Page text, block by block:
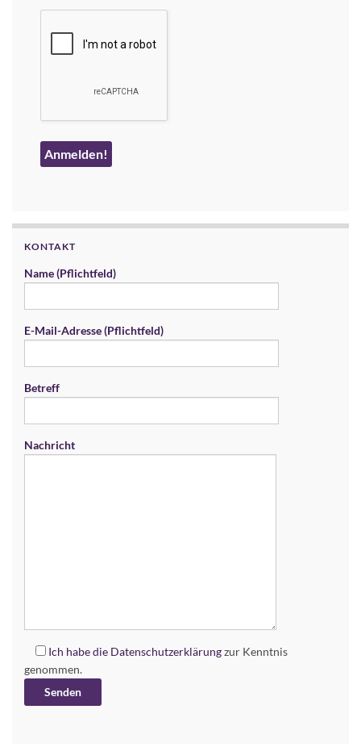
KONTAKT
Name (Pflichtfeld)
E-Mail-Adresse (Pflichtfeld)
Betreff
Nachricht
Ich habe die Datenschutzerklärungzur Kenntnis
genommen.